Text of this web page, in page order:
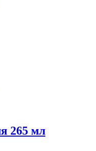
265 мл